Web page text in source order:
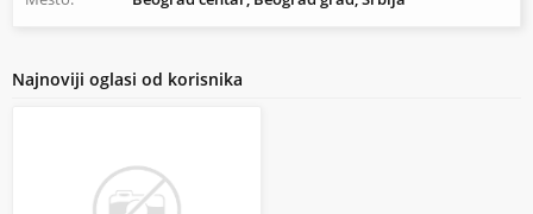
Najnoviji oglasi od korisnika